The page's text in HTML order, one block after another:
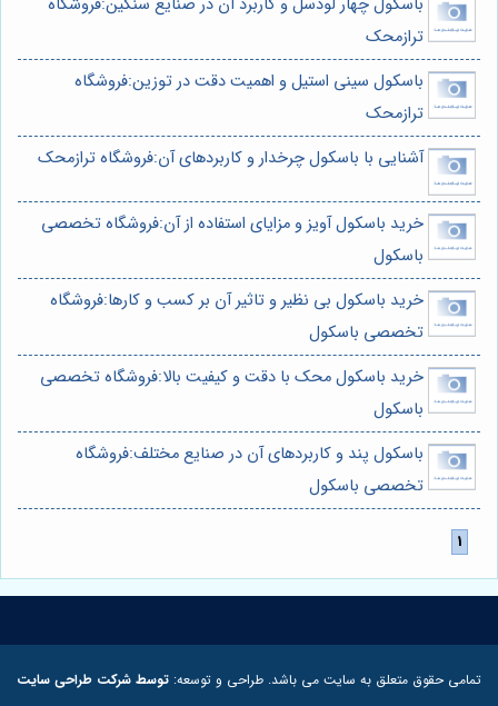
ترازمحک
باسکول سینی استیل و اهمیت دقت در توزین:فروشگاه
ترازمحک
آشنایی با باسکول چرخدار و کاربردهای آن:فروشگاه ترازمحک
خرید باسکول آویز و مزایای استفاده از آن:فروشگاه تخصصی
باسکول
خرید باسکول بی نظیر و تاثیر آن بر کسب و کارها:فروشگاه
تخصصی باسکول
خرید باسکول محک با دقت و کیفیت بالا:فروشگاه تخصصی
باسکول
باسکول پند و کاربردهای آن در صنایع مختلف:فروشگاه
تخصصی باسکول
تمامی حقوق متعلق به سایت می باشد. طراحی و توسعه: توسط شرکت طراحی سایت